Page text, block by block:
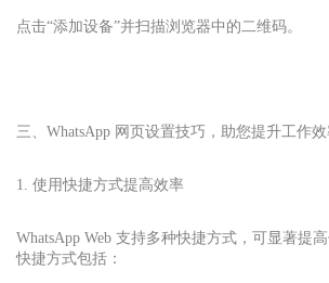
点击“添加设备”并扫描浏览器中的二维码。
三、WhatsApp 网页设置技巧，助您提升工作
1. 使用快捷方式提高效率
WhatsApp Web 支持多种快捷方式，可显著提
快捷方式包括：